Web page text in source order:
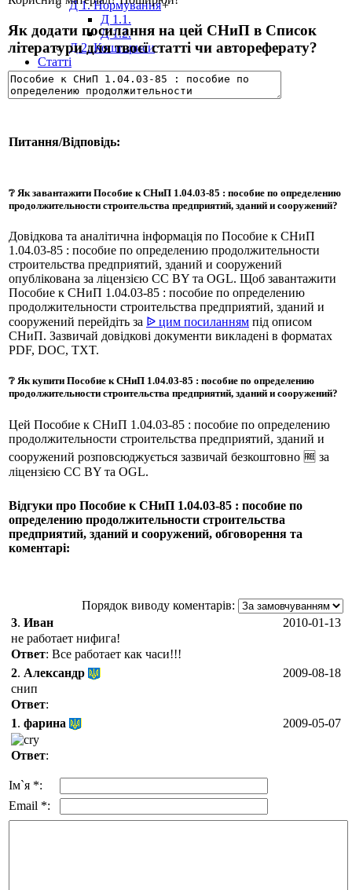
Д 1. Нормування+
Д 1.1.
Д 1.2.
Д 2. Кошториси
Статті
Абетка
Як додати посилання на цей СНиП в Список
літератури для твоєї статті чи автореферату?
Питання/Відповідь:
❔ Як завантажити Пособие к СНиП 1.04.03-85 : пособие по определению
продолжительности строительства предприятий, зданий и сооружений?
Довідкова та аналітична інформація по Пособие к СНиП
1.04.03-85 : пособие по определению продолжительности
строительства предприятий, зданий и сооружений
опублікована за ліцензією CC BY та OGL. Щоб завантажити
Пособие к СНиП 1.04.03-85 : пособие по определению
продолжительности строительства предприятий, зданий и
сооружений перейдіть за ᐉ цим посиланням під описом
СНиП. Зазвичай довідкові документи викладені в форматах
PDF, DOC, TXT.
❔ Як купити Пособие к СНиП 1.04.03-85 : пособие по определению
продолжительности строительства предприятий, зданий и сооружений?
Цей Пособие к СНиП 1.04.03-85 : пособие по определению
продолжительности строительства предприятий, зданий и
сооружений розповсюджується зазвичай безкоштовно 🆓 за
ліцензією CC BY та OGL.
Відгуки про Пособие к СНиП 1.04.03-85 : пособие по
определению продолжительности строительства
предприятий, зданий и сооружений, обговорення та
коментарі:
Порядок виводу коментарів:
2010-01-13
3. Иван
не работает нифига!
Ответ: Все работает как часи!!!
2009-08-18
2. Александр
снип
Ответ:
2009-05-07
1. фарина
Ответ:
Ім`я *:
Email *: